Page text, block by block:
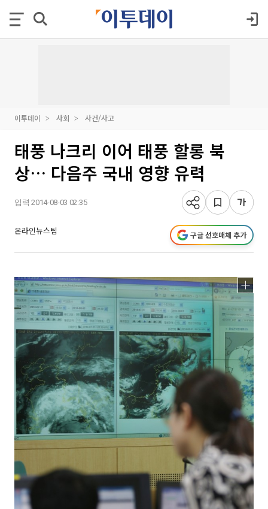
이투데이 사회 사건/사고
태풍 나크리 이어 태풍 할롱 북
상… 다음주 국내 영향 유력
입력 2014-08-03 02:35
온라인뉴스팀 구글 선호매체 추가